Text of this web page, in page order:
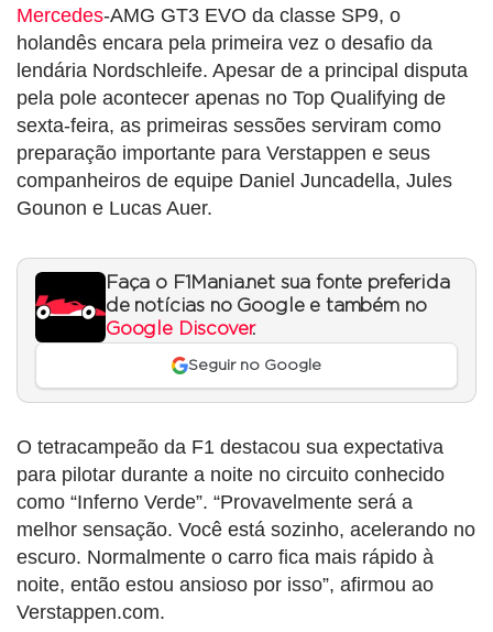
Mercedes-AMG GT3 EVO da classe SP9, o
holandês encara pela primeira vez o desafio da
lendária Nordschleife. Apesar de a principal disputa
pela pole acontecer apenas no Top Qualifying de
sexta-feira, as primeiras sessões serviram como
preparação importante para Verstappen e seus
companheiros de equipe Daniel Juncadella, Jules
Gounon e Lucas Auer.
Faça o F1Mania.net sua fonte preferida
de notícias no Google e também no
Google Discover.
Seguir no Google
O tetracampeão da F1 destacou sua expectativa
para pilotar durante a noite no circuito conhecido
como “Inferno Verde”. “Provavelmente será a
melhor sensação. Você está sozinho, acelerando no
escuro. Normalmente o carro fica mais rápido à
noite, então estou ansioso por isso”, afirmou ao
Verstappen.com.